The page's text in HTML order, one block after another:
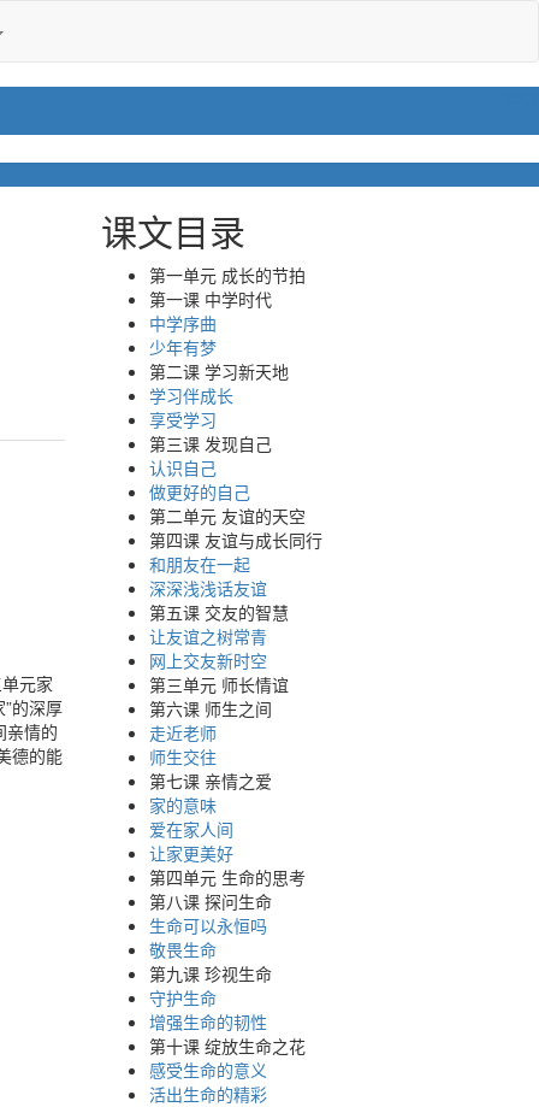
元家
的深厚
亲情的
德的能
课文目录
第一单元 成长的节拍
第一课 中学时代
中学序曲
少年有梦
第二课 学习新天地
学习伴成长
享受学习
第三课 发现自己
认识自己
做更好的自己
第二单元 友谊的天空
第四课 友谊与成长同行
和朋友在一起
深深浅浅话友谊
第五课 交友的智慧
让友谊之树常青
网上交友新时空
第三单元 师长情谊
第六课 师生之间
走近老师
师生交往
第七课 亲情之爱
家的意味
爱在家人间
让家更美好
第四单元 生命的思考
第八课 探问生命
生命可以永恒吗
敬畏生命
第九课 珍视生命
守护生命
增强生命的韧性
第十课 绽放生命之花
感受生命的意义
活出生命的精彩